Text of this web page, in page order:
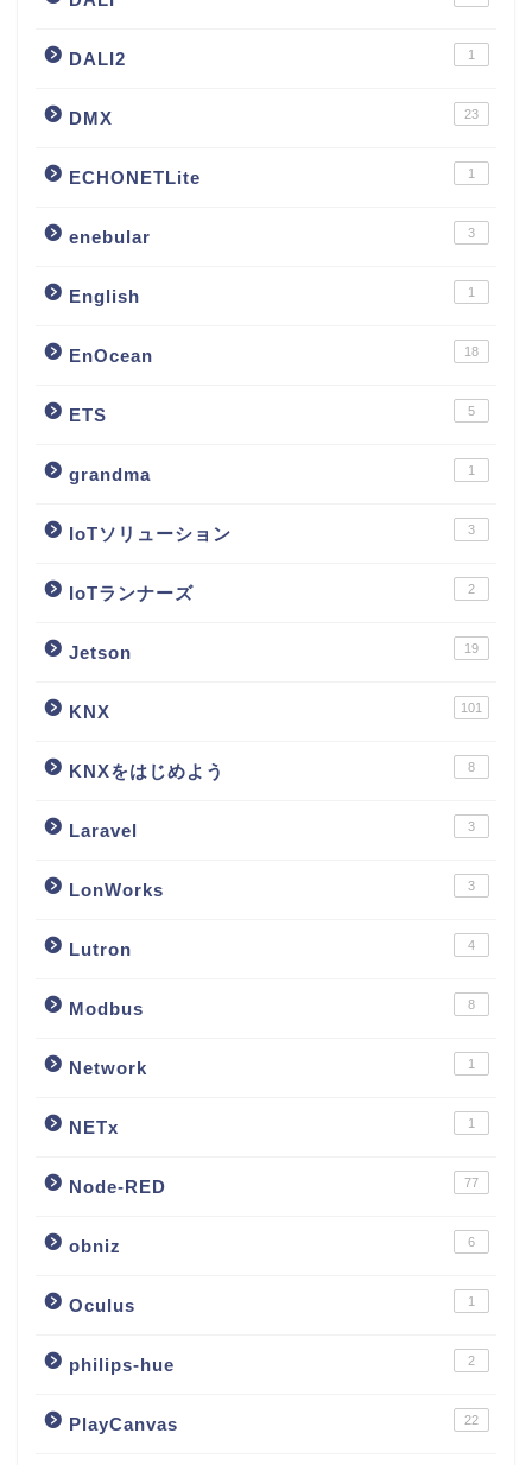
DALI2 1
DMX 23
ECHONETLite 1
enebular 3
English 1
EnOcean 18
ETS 5
grandma 1
IoTソリューション 3
IoTランナーズ 2
Jetson 19
KNX 101
KNXをはじめよう 8
Laravel 3
LonWorks 3
Lutron 4
Modbus 8
Network 1
NETx 1
Node-RED 77
obniz 6
Oculus 1
philips-hue 2
PlayCanvas 22